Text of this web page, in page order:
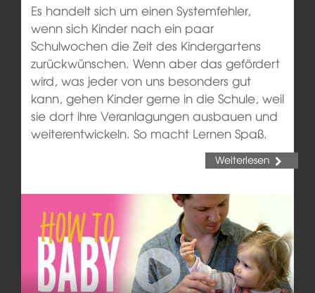
Es handelt sich um einen Systemfehler,
wenn sich Kinder nach ein paar
Schulwochen die Zeit des Kindergartens
zurückwünschen. Wenn aber das gefördert
wird, was jeder von uns besonders gut
kann, gehen Kinder gerne in die Schule, weil
sie dort ihre Veranlagungen ausbauen und
weiterentwickeln. So macht Lernen Spaß.
Weiterlesen